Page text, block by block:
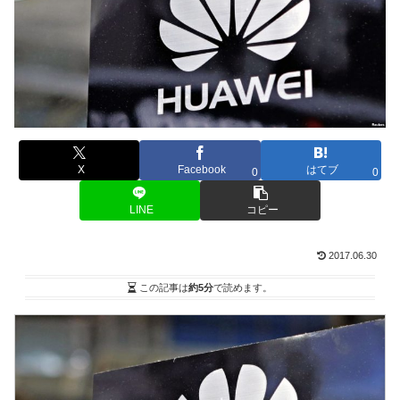
X Facebook 0 はてブ 0
LINE コピー
2017.06.30
この記事は約5分で読めます。